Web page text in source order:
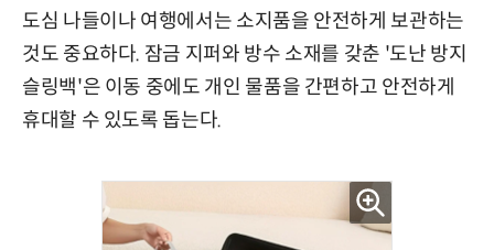
도심 나들이나 여행에서는 소지품을 안전하게 보관하는
것도 중요하다. 잠금 지퍼와 방수 소재를 갖춘 '도난 방지
슬링백'은 이동 중에도 개인 물품을 간편하고 안전하게
휴대할 수 있도록 돕는다.